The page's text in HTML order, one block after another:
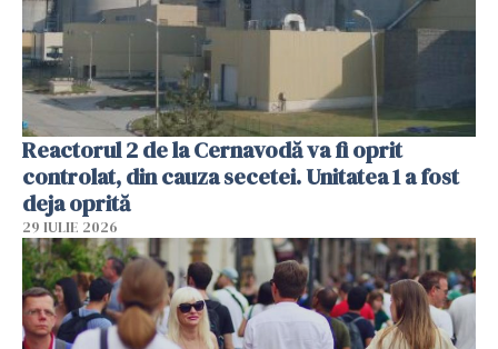
Reactorul 2 de la Cernavodă va fi oprit
controlat, din cauza secetei. Unitatea 1 a fost
deja oprită
29 IULIE 2026